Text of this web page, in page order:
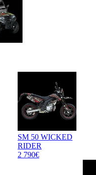
SM 50 WICKED
RIDER
2 790€